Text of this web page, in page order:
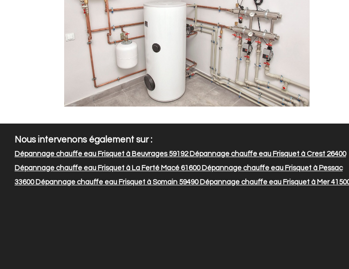
Nous intervenons également sur :
Dépannage chauffe eau Frisquet à Beuvrages 59192Dépannage chauffe eau Frisquet à Crest 26400
Dépannage chauffe eau Frisquet à La Ferté Macé 61600Dépannage chauffe eau Frisquet à Pessac
33600Dépannage chauffe eau Frisquet à Somain 59490Dépannage chauffe eau Frisquet à Mer